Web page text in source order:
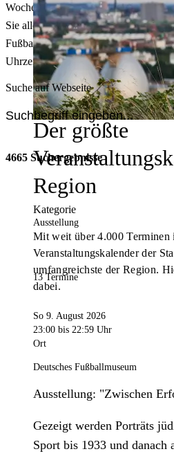
Der größte
Region
Mit weit über 4.000 Terminen
Veranstaltungskalender der
umfangreichste der Region.
dabei.
Wochenende? Im größten
Sie alle Events – von der Stadt- oder
Fußballspiel bis zum Flohmarkt. Sie
Uhrzeit, Ort oder Art der
Suche auf Webseite
4665 Suchergebnisse
Kategorie
Ausstellung
13 Termine
So 9. August 2026
23:00 bis 22:59 Uhr
Ort
Deutsches Fußballmuseum
Ausstellung: "Zwischen
Gezeigt werden Porträts
Sport bis 1933 und danach